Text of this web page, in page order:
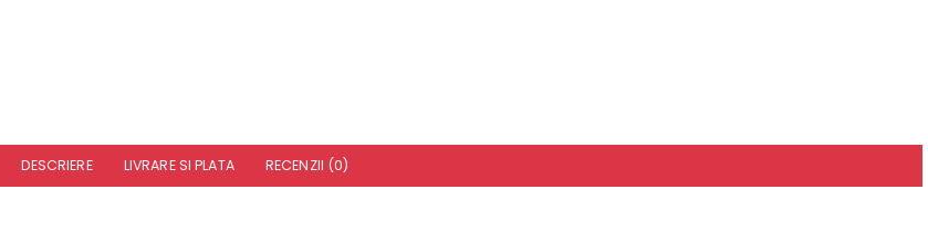
DESCRIERE LIVRARE SI PLATA RECENZII (0)